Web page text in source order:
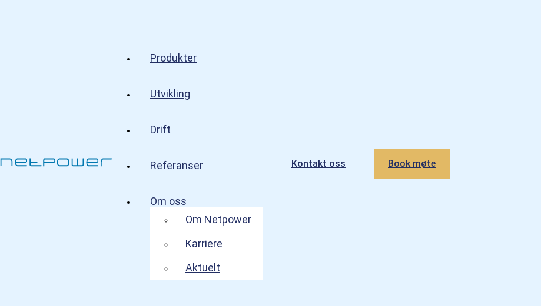
Produkter
Utvikling
Drift
Referanser
Om oss
Om Netpower
Karriere
Aktuelt
Kontakt oss Book møte